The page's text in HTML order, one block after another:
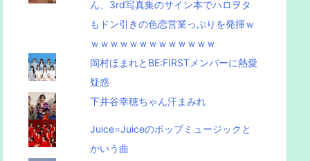
ん、3rd写真集のサイン本でハロヲタ
もドン引きの色恋営業っぷりを発揮ｗ
ｗｗｗｗｗｗｗｗｗｗｗｗｗ
岡村ほまれとBE:FIRSTメンバーに熱愛
疑惑
下井谷幸穂ちゃん汗まみれ
Juice=Juiceのポップミュージックと
かいう曲